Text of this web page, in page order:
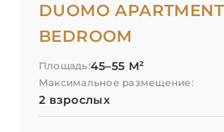
DUOMO
BEDROOM
Площадь:45–55 М²
Максимальное размещение:
2 взрослых